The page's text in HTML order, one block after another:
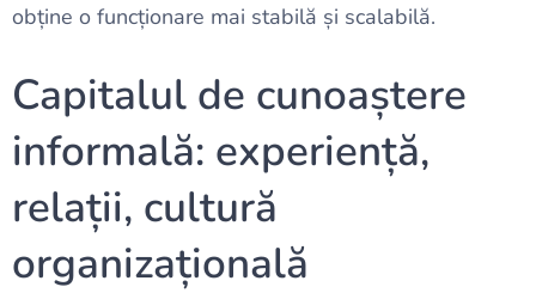
obține o funcționare mai stabilă și scalabilă.
Capitalul de cunoaștere
informală: experiență,
relații, cultură
organizațională